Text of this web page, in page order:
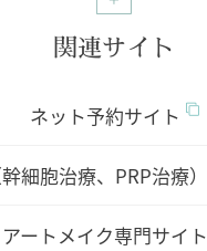
関連サイト
ネット予約サイト
細胞治療、PRP治療
アートメイク専門サイト